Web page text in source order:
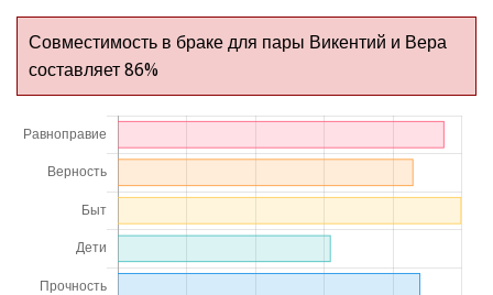
Совместимость в браке для пары Викентий и Вера
составляет 86%